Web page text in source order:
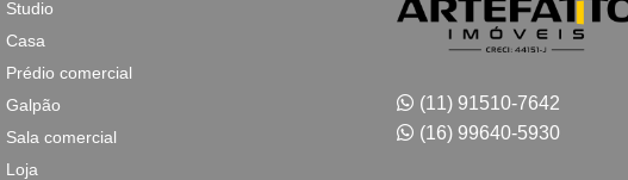
Studio
Casa
Prédio comercial
Galpão
Sala comercial
Loja
(11) 91510-7642
(16) 99640-5930